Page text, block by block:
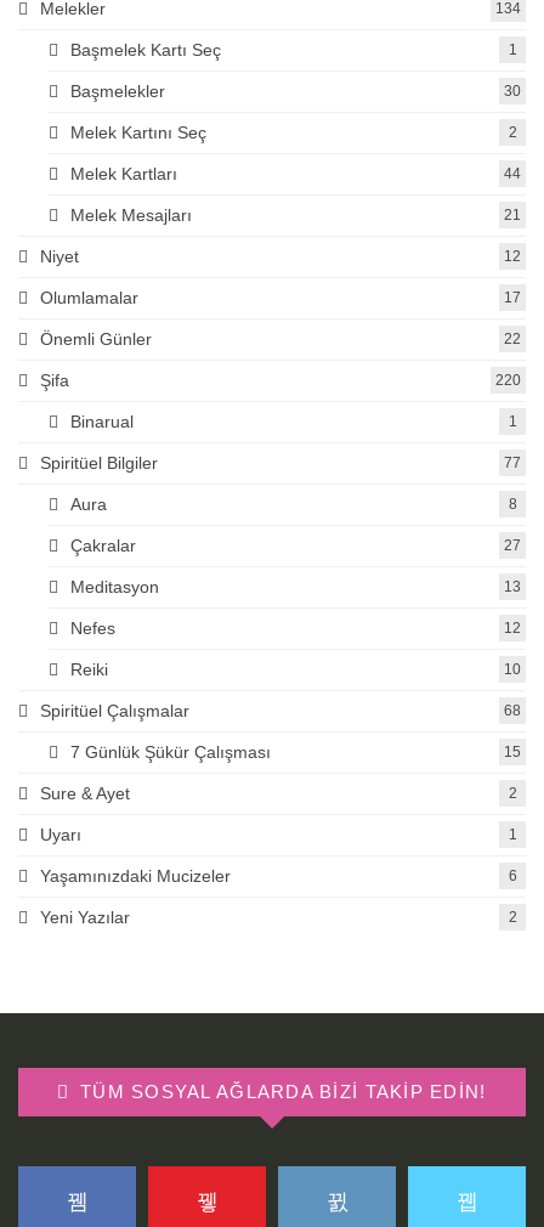
Melekler 134
Başmelek Kartı Seç 1
Başmelekler 30
Melek Kartını Seç 2
Melek Kartları 44
Melek Mesajları 21
Niyet 12
Olumlamalar 17
Önemli Günler 22
Şifa 220
Binarual 1
Spiritüel Bilgiler 77
Aura 8
Çakralar 27
Meditasyon 13
Nefes 12
Reiki 10
Spiritüel Çalışmalar 68
7 Günlük Şükür Çalışması 15
Sure & Ayet 2
Uyarı 1
Yaşamınızdaki Mucizeler 6
Yeni Yazılar 2
TÜM SOSYAL AĞLARDA BIZI TAKIP EDIN!